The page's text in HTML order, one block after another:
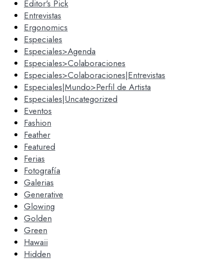
Editor's Pick
Entrevistas
Ergonomics
Especiales
Especiales>Agenda
Especiales>Colaboraciones
Especiales>Colaboraciones|Entrevistas
Especiales|Mundo>Perfil de Artista
Especiales|Uncategorized
Eventos
Fashion
Feather
Featured
Ferias
Fotografía
Galerias
Generative
Glowing
Golden
Green
Hawaii
Hidden